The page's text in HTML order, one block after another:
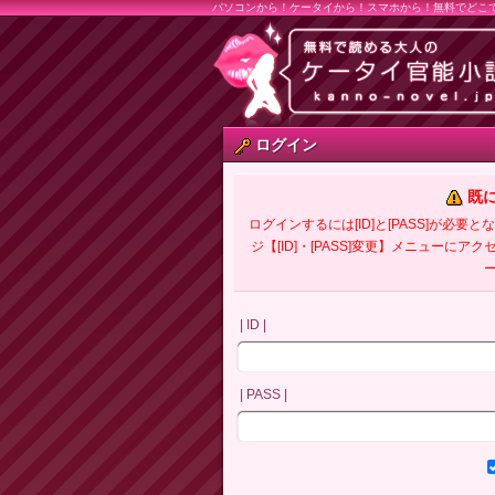
パソコンから！ケータイから！スマホから！無料でどこ
ログイン
既
ログインするには[ID]と[PASS]が必要と
ジ【[ID]・[PASS]変更】メニューにアク
| ID |
| PASS |